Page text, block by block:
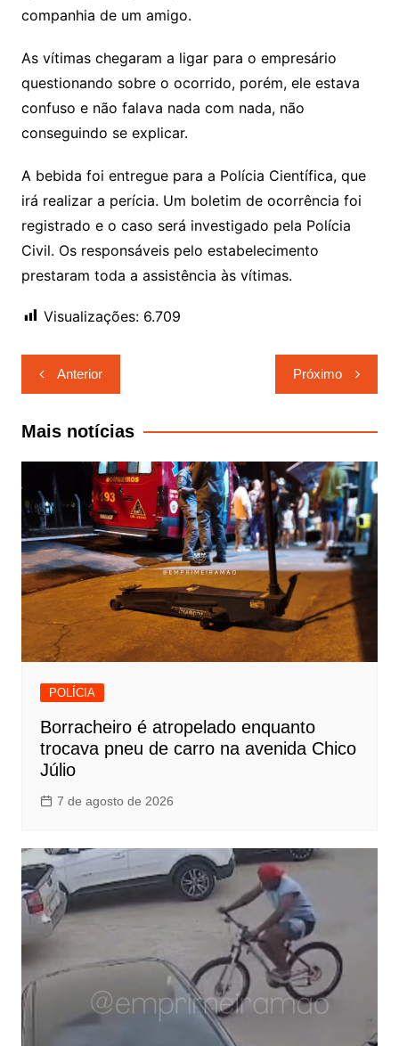
companhia de um amigo.
As vítimas chegaram a ligar para o empresário
questionando sobre o ocorrido, porém, ele estava
confuso e não falava nada com nada, não
conseguindo se explicar.
A bebida foi entregue para a Polícia Científica, que
irá realizar a perícia. Um boletim de ocorrência foi
registrado e o caso será investigado pela Polícia
Civil. Os responsáveis pelo estabelecimento
prestaram toda a assistência às vítimas.
Visualizações: 6.709
Navegação
de
Post
Anterior Próximo
Mais notícias
POLÍCIA
Borracheiro é atropelado enquanto
trocava pneu de carro na avenida Chico
Júlio
7 de agosto de 2026